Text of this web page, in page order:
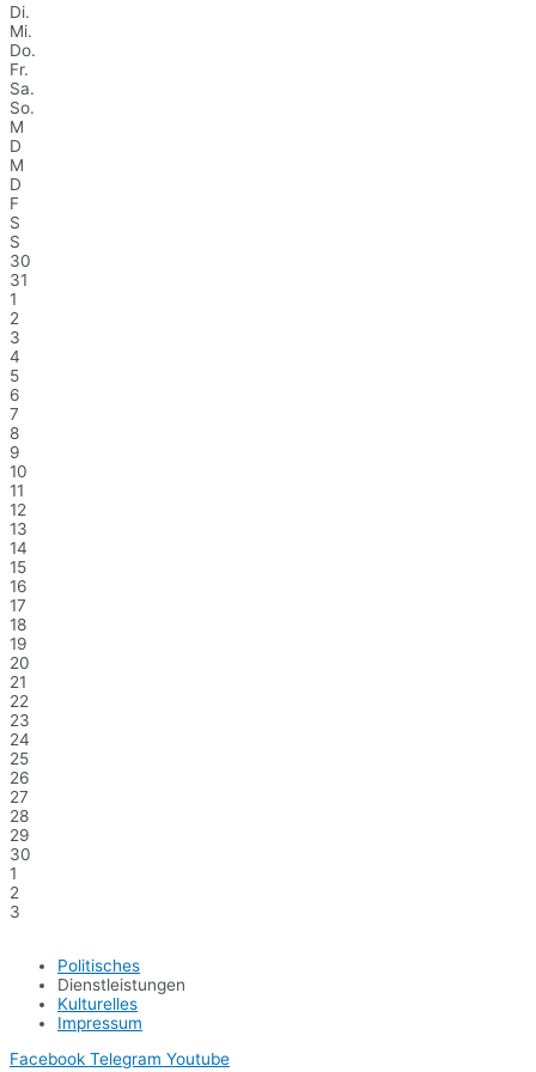
Di.
Mi.
Do.
Fr.
Sa.
So.
M
D
M
D
F
S
S
30
31
1
2
3
4
5
6
7
8
9
10
11
12
13
14
15
16
17
18
19
20
21
22
23
24
25
26
27
28
29
30
1
2
3
Politisches
Dienstleistungen
Kulturelles
Impressum
Facebook Telegram Youtube